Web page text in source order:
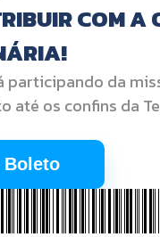
COM A
participando da
até os confins da